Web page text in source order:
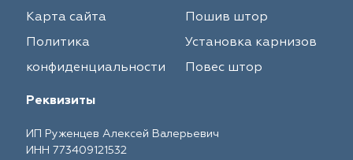
Карта сайта
Политика
конфиденциальности
Пошив штор
Установка карнизов
Повес штор
Реквизиты
ИП Руженцев Алексей Валерьевич
ИНН 773409121532